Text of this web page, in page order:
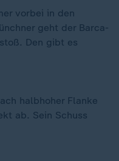
vorbei in den
geht der Barca-
Den gibt es
halbhoher Flanke
ab. Sein Schuss